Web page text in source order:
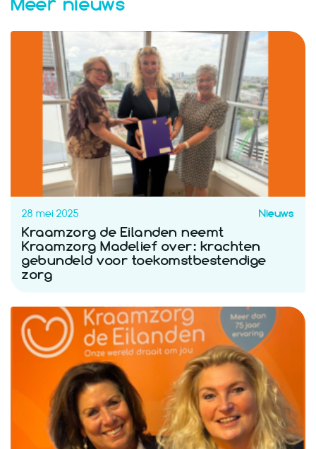
28 mei 2025 Nieuws
Kraamzorg de Eilanden neemt
Kraamzorg Madelief over: krachten
gebundeld voor toekomstbestendige
zorg